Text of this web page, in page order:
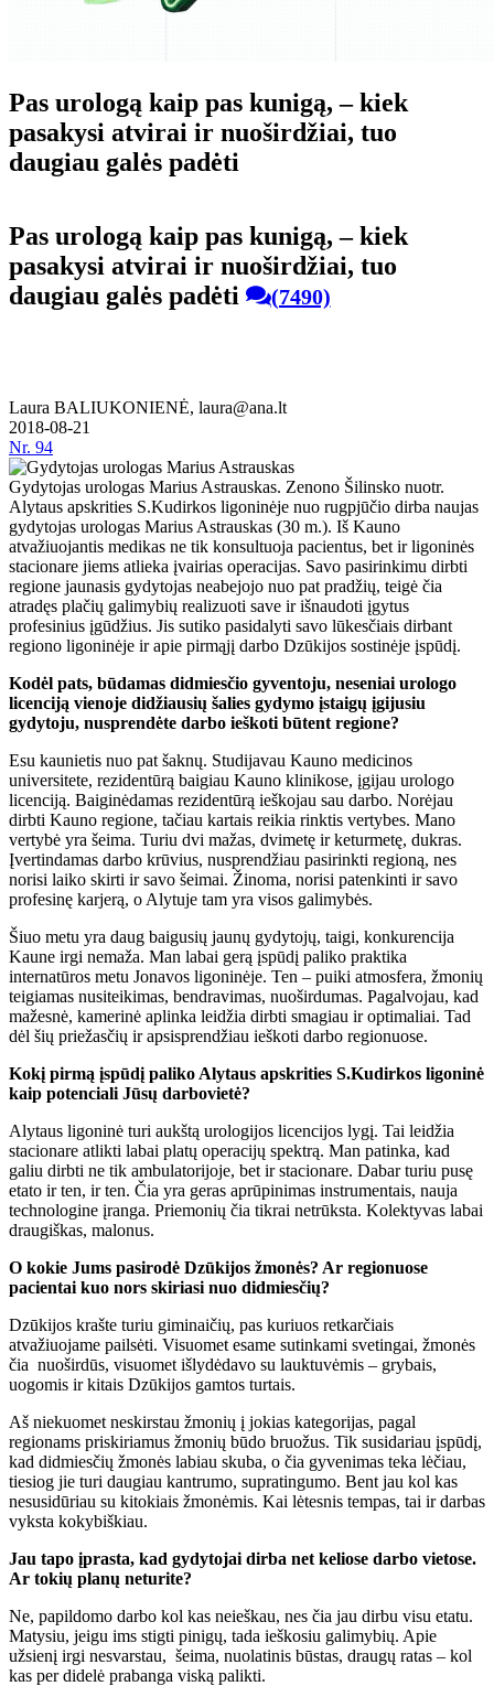
Pas urologą kaip pas kunigą, – kiek
pasakysi atvirai ir nuoširdžiai, tuo
daugiau galės padėti
Pas urologą kaip pas kunigą, – kiek
pasakysi atvirai ir nuoširdžiai, tuo
daugiau galės padėti
(7490)
Laura BALIUKONIENĖ, laura@ana.lt
2018-08-21
Nr. 94
Gydytojas urologas Marius Astrauskas. Zenono Šilinsko nuotr.
Alytaus apskrities S.Kudirkos ligoninėje nuo rugpjūčio dirba naujas
gydytojas urologas Marius Astrauskas (30 m.). Iš Kauno
atvažiuojantis medikas ne tik konsultuoja pacientus, bet ir ligoninės
stacionare jiems atlieka įvairias operacijas. Savo pasirinkimu dirbti
regione jaunasis gydytojas neabejojo nuo pat pradžių, teigė čia
atradęs plačių galimybių realizuoti save ir išnaudoti įgytus
profesinius įgūdžius. Jis sutiko pasidalyti savo lūkesčiais dirbant
regiono ligoninėje ir apie pirmąjį darbo Dzūkijos sostinėje įspūdį.
Kodėl pats, būdamas didmiesčio gyventoju, neseniai urologo
licenciją vienoje didžiausių šalies gydymo įstaigų įgijusiu
gydytoju, nusprendėte darbo ieškoti būtent regione?
Esu kaunietis nuo pat šaknų. Studijavau Kauno medicinos
universitete, rezidentūrą baigiau Kauno klinikose, įgijau urologo
licenciją. Baiginėdamas rezidentūrą ieškojau sau darbo. Norėjau
dirbti Kauno regione, tačiau kartais reikia rinktis vertybes. Mano
vertybė yra šeima. Turiu dvi mažas, dvimetę ir keturmetę, dukras.
Įvertindamas darbo krūvius, nusprendžiau pasirinkti regioną, nes
norisi laiko skirti ir savo šeimai. Žinoma, norisi patenkinti ir savo
profesinę karjerą, o Alytuje tam yra visos galimybės.
Šiuo metu yra daug baigusių jaunų gydytojų, taigi, konkurencija
Kaune irgi nemaža. Man labai gerą įspūdį paliko praktika
internatūros metu Jonavos ligoninėje. Ten – puiki atmosfera, žmonių
teigiamas nusiteikimas, bendravimas, nuoširdumas. Pagalvojau, kad
mažesnė, kamerinė aplinka leidžia dirbti smagiau ir optimaliai. Tad
dėl šių priežasčių ir apsisprendžiau ieškoti darbo regionuose.
Kokį pirmą įspūdį paliko Alytaus apskrities S.Kudirkos ligoninė
kaip potenciali Jūsų darbovietė?
Alytaus ligoninė turi aukštą urologijos licencijos lygį. Tai leidžia
stacionare atlikti labai platų operacijų spektrą. Man patinka, kad
galiu dirbti ne tik ambulatorijoje, bet ir stacionare. Dabar turiu pusę
etato ir ten, ir ten. Čia yra geras aprūpinimas instrumentais, nauja
technologine įranga. Priemonių čia tikrai netrūksta. Kolektyvas labai
draugiškas, malonus.
O kokie Jums pasirodė Dzūkijos žmonės? Ar regionuose
pacientai kuo nors skiriasi nuo didmiesčių?
Dzūkijos krašte turiu giminaičių, pas kuriuos retkarčiais
atvažiuojame pailsėti. Visuomet esame sutinkami svetingai, žmonės
čia nuoširdūs, visuomet išlydėdavo su lauktuvėmis – grybais,
uogomis ir kitais Dzūkijos gamtos turtais.
Aš niekuomet neskirstau žmonių į jokias kategorijas, pagal
regionams priskiriamus žmonių būdo bruožus. Tik susidariau įspūdį,
kad didmiesčių žmonės labiau skuba, o čia gyvenimas teka lėčiau,
tiesiog jie turi daugiau kantrumo, supratingumo. Bent jau kol kas
nesusidūriau su kitokiais žmonėmis. Kai lėtesnis tempas, tai ir darbas
vyksta kokybiškiau.
Jau tapo įprasta, kad gydytojai dirba net keliose darbo vietose.
Ar tokių planų neturite?
Ne, papildomo darbo kol kas neieškau, nes čia jau dirbu visu etatu.
Matysiu, jeigu ims stigti pinigų, tada ieškosiu galimybių. Apie
užsienį irgi nesvarstau, šeima, nuolatinis būstas, draugų ratas – kol
kas per didelė prabanga viską palikti.